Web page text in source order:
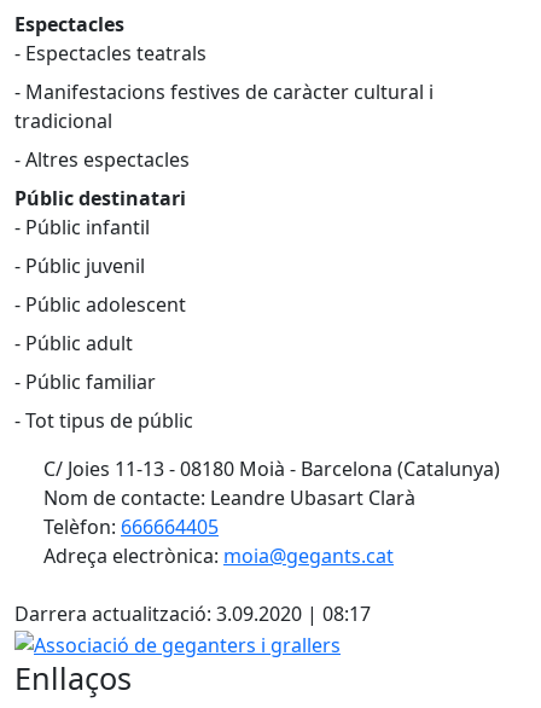
Espectacles
- Espectacles teatrals
- Manifestacions festives de caràcter cultural i
tradicional
- Altres espectacles
Públic destinatari
- Públic infantil
- Públic juvenil
- Públic adolescent
- Públic adult
- Públic familiar
- Tot tipus de públic
C/ Joies 11-13 - 08180 Moià - Barcelona (Catalunya)
Nom de contacte: Leandre Ubasart Clarà
Telèfon: 666664405
Adreça electrònica: moia@gegants.cat
Darrera actualització: 3.09.2020 | 08:17
Associació de geganters i grallers
Enllaços